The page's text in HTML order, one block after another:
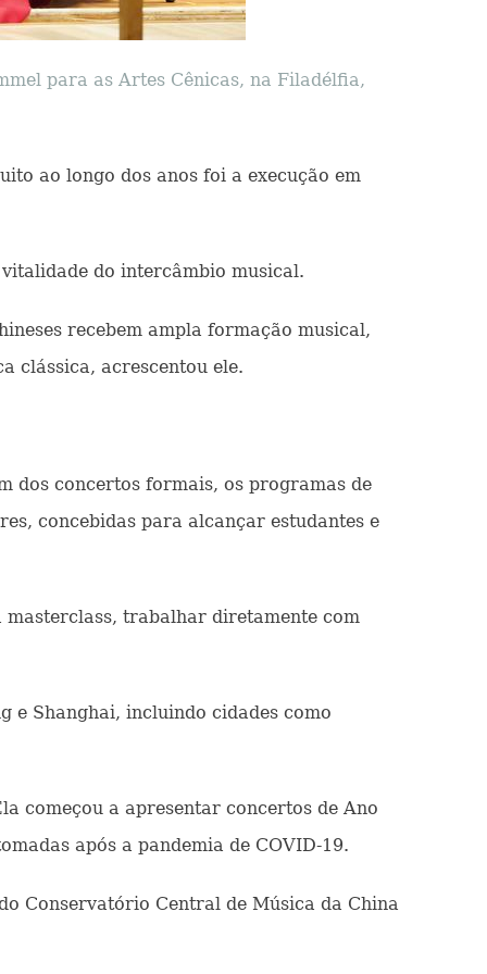
para as Artes Cênicas, na Filadélfia,
ao longo dos anos foi a execução em
do intercâmbio musical.
recebem ampla formação musical,
clássica, acrescentou ele.
dos concertos formais, os programas de
concebidas para alcançar estudantes e
masterclass, trabalhar diretamente com
e Shanghai, incluindo cidades como
começou a apresentar concertos de Ano
após a pandemia de COVID-19.
Conservatório Central de Música da China